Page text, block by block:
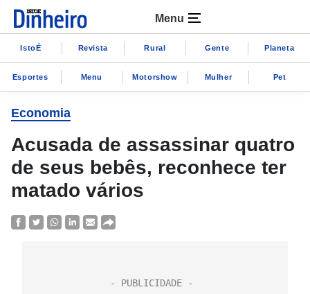
Menu
IstoÉ Revista Rural Gente Planeta
Esportes Menu Motorshow Mulher Pet
Economia
Acusada de assassinar quatro
de seus bebês, reconhece ter
matado vários